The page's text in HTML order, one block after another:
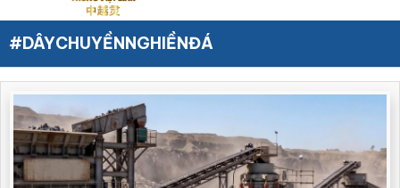
#DÂYCHUYỀNNGHIỀNĐÁ